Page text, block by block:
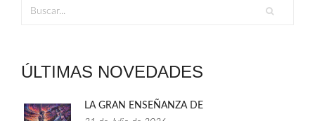
ÚLTIMAS NOVEDADES
LA GRAN ENSEÑANZA DE